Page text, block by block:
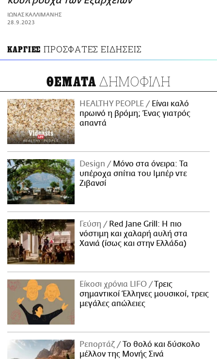
ΑΜΠΑ
PRINT
ΙΩΝΑΣ ΚΑΛΛΙΜΑΝΗΣ
28.9.2023
ΚΑΡΓΙΕΣ ΠΡΟΣΦΑΤΕΣ ΕΙΔΗΣΕΙΣ
ΘΕΜΑΤΑ ΔΗΜΟΦΙΛΗ
HEALTHY PEOPLE
Είναι καλό
πρωινό η βρόμη; Ένας γιατρός
απαντά
Design
Μόνο στα όνειρα: Τα
υπέροχα σπίτια του Ιμπέρ ντε
Ζιβανσί
Γεύση
Red Jane Grill: Η πιο
νόστιμη και χαλαρή αυλή στα
Χανιά (ίσως και στην Ελλάδα)
Είκοσι χρόνια LIFO
Tρεις
σημαντικοί Έλληνες μουσικοί, τρεις
μεγάλες απώλειες
Ρεπορτάζ
Το θολό και δύσκολο
μέλλον της Μονής Σινά